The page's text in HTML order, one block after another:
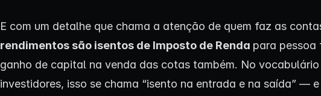
E com um detalhe que chama a atenção de quem faz as
rendimentos são isentos de Imposto de Renda para pessoa
ganho de capital na venda das cotas também. No
investidores, isso se chama “isento na entrada e na saída” —